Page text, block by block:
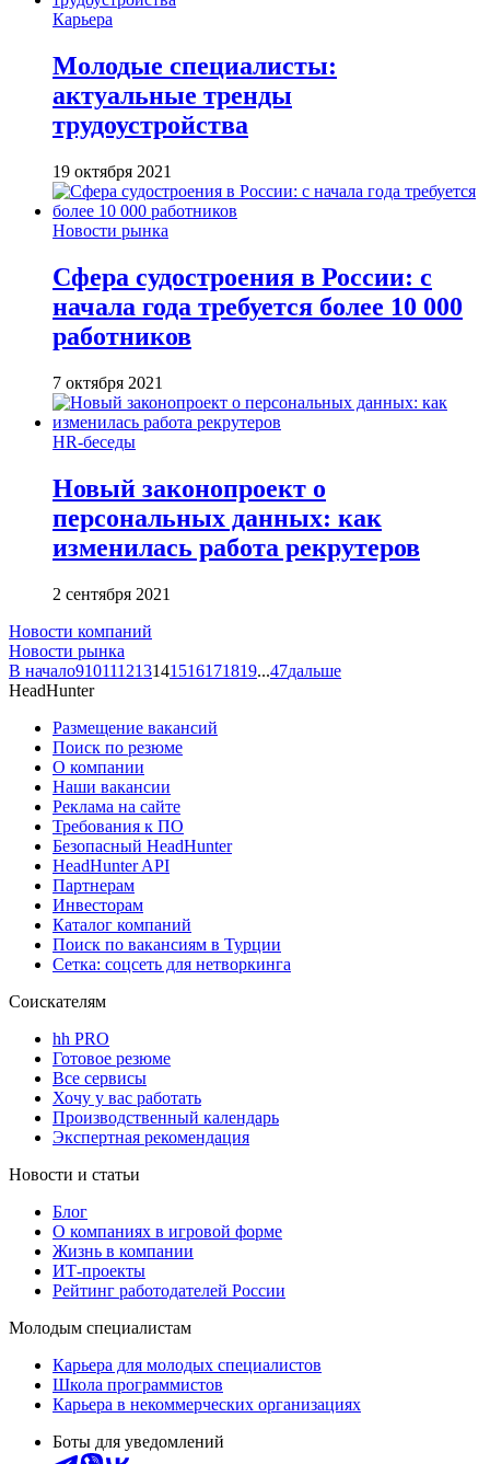
Карьера
Молодые специалисты:
актуальные тренды
трудоустройства
19 октября 2021
Новости рынка
Сфера судостроения в России: с
начала года требуется более 10 000
работников
7 октября 2021
HR-беседы
Новый законопроект о
персональных данных: как
изменилась работа рекрутеров
2 сентября 2021
Новости компаний
Новости рынка
В начало910111213141516171819...47дальше
HeadHunter
Размещение вакансий
Поиск по резюме
О компании
Наши вакансии
Реклама на сайте
Требования к ПО
Безопасный HeadHunter
HeadHunter API
Партнерам
Инвесторам
Каталог компаний
Поиск по вакансиям в Турции
Сетка: соцсеть для нетворкинга
Соискателям
hh PRO
Готовое резюме
Все сервисы
Хочу у вас работать
Производственный календарь
Экспертная рекомендация
Новости и статьи
Блог
О компаниях в игровой форме
Жизнь в компании
ИТ-проекты
Рейтинг работодателей России
Молодым специалистам
Карьера для молодых специалистов
Школа программистов
Карьера в некоммерческих организациях
Боты для уведомлений